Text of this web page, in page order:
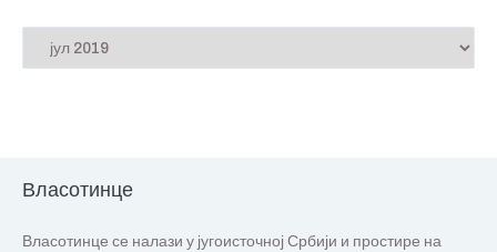
Власотинце
Власотинце се налази у југоисточној Србији и простире на